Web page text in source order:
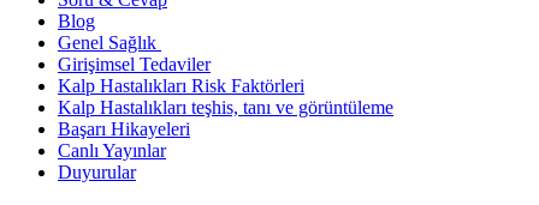
Blog
Genel Sağlık
Girişimsel Tedaviler
Kalp Hastalıkları Risk Faktörleri
Kalp Hastalıkları teşhis, tanı ve görüntüleme
Başarı Hikayeleri
Canlı Yayınlar
Duyurular